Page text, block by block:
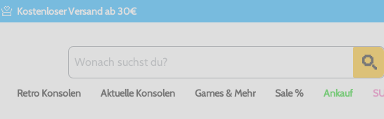
Kostenloser Versand ab 30€
Retro Konsolen Aktuelle Konsolen Games & Mehr Sale % Ankauf